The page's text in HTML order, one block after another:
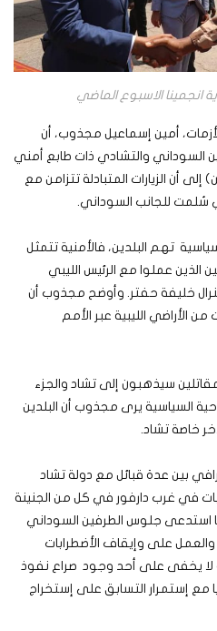
انجمينا الاسبوع الماضي
أمين إسماعيل مجذوب، أن
السوداني والتشادي ذات طابع أمني
أن الزيارات المتبادلة تتزامن مع
سُلمت للجانب السوداني.
تهم البلدين، فالأمنية تتمثل
عملوا مع الرئيس الليبي
خليفة حفتر. وأوضح مجذوب أن
الليبية عبر الأمم
سيذهبون إلى تشاد والجزء
السياسية يرى مجذوب أن البلدين
خاصة تشاد.
بين عدة قبائل مع دولة تشاد
في غرب دارفور في كل من الجنينة
استدعى جلوس الطرفين السوداني
على وإيقاف الأضطرابات
لا يخفى على أحد وجود صراع نفوذ
إستمرار التسابق على إستخراج